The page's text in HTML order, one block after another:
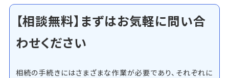
【相談無料】まずはお気軽に問い合
わせください
相続の手続きにはさまざまな作業が必要であり、それぞれに